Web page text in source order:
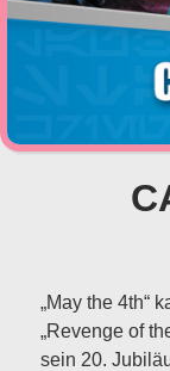
„May the 4th“
„Revenge of
sein 20.